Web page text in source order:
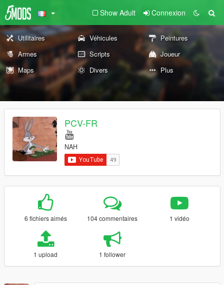
Show Adult Connexion
Utilitaires Véhicules
Peintures
Armes
Scripts
Joueur
Maps
Divers Plus
PCV-FR
NAH
6 fichiers aimés 104 commentaires 1 vidéo
1 upload 1 follower